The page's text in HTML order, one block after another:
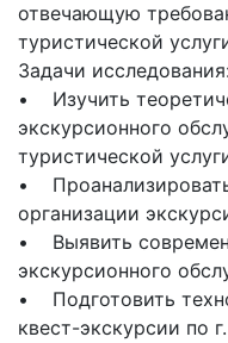
отвечающую
туристической
Задачи
• Изучить
экскурсионного
туристической
•
организации
• Выявить
экскурсионного
• Подготовить
квест-экскурсии по